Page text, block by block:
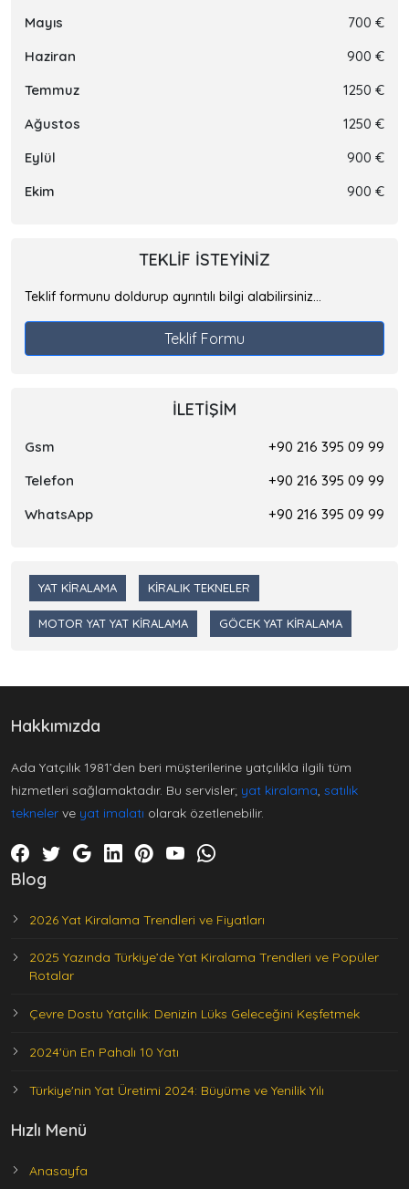
Mayıs
700 €
Haziran
900 €
Temmuz
1250 €
Ağustos
1250 €
Eylül
900 €
Ekim
900 €
TEKLIF ISTEYINIZ
Teklif formunu doldurup ayrıntılı bilgi alabilirsiniz...
Teklif Formu
İLETIŞIM
Gsm
+90 216 395 09 99
Telefon
+90 216 395 09 99
WhatsApp
+90 216 395 09 99
YAT KIRALAMA KIRALIK TEKNELER
MOTOR YAT YAT KIRALAMA GÖCEK YAT KIRALAMA
Hakkımızda
Ada Yatçılık 1981’den beri müşterilerine yatçılıkla ilgili tüm
hizmetleri sağlamaktadır. Bu servisler; yat kiralama, satılık
tekneler ve yat imalatı olarak özetlenebilir.
Blog
2026 Yat Kiralama Trendleri ve Fiyatları
2025 Yazında Türkiye’de Yat Kiralama Trendleri ve Popüler
Rotalar
Çevre Dostu Yatçılık: Denizin Lüks Geleceğini Keşfetmek
2024'ün En Pahalı 10 Yatı
Türkiye'nin Yat Üretimi 2024: Büyüme ve Yenilik Yılı
Hızlı Menü
Anasayfa